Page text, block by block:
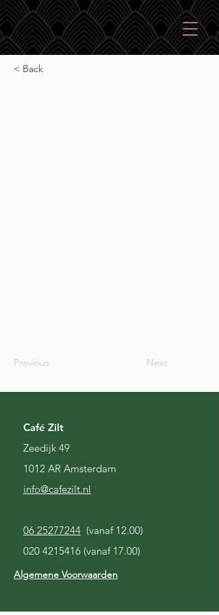
< Back
Previous Next
Café Zilt
Zeedijk 49
1012 AR Amsterdam
info@cafezilt.nl
06 25277244 (vanaf 12.00)
020 4215416 (vanaf 17.00)
Algemene Voorwaarden